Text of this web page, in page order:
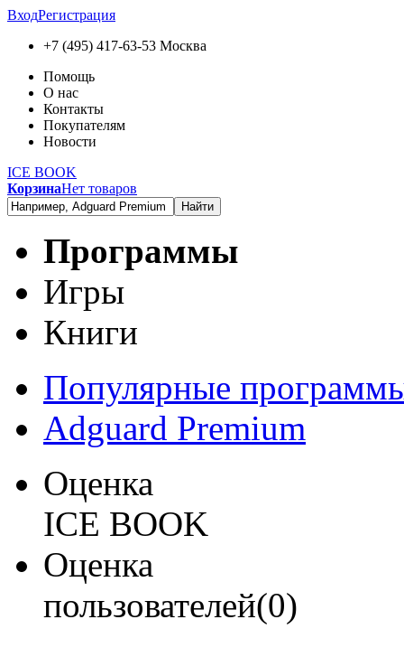
ВходРегистрация
+7 (495) 417-63-53 Москва
Помощь
О нас
Контакты
Покупателям
Новости
ICE BOOK
КорзинаНет товаров
Найти
Программы
Игры
Книги
Популярные
Adguard Premium
Оценка
ICE BOOK
Оценка
пользователей(0)